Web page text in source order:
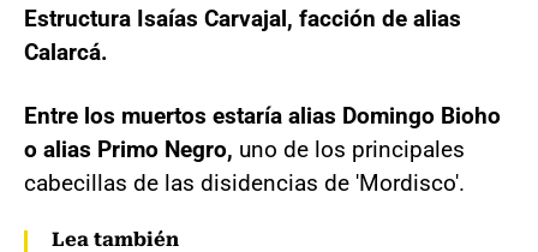
Estructura Isaías Carvajal, facción de alias
Calarcá.
Entre los muertos estaría alias Domingo Bioho
o alias Primo Negro, uno de los principales
cabecillas de las disidencias de 'Mordisco'.
Lea también